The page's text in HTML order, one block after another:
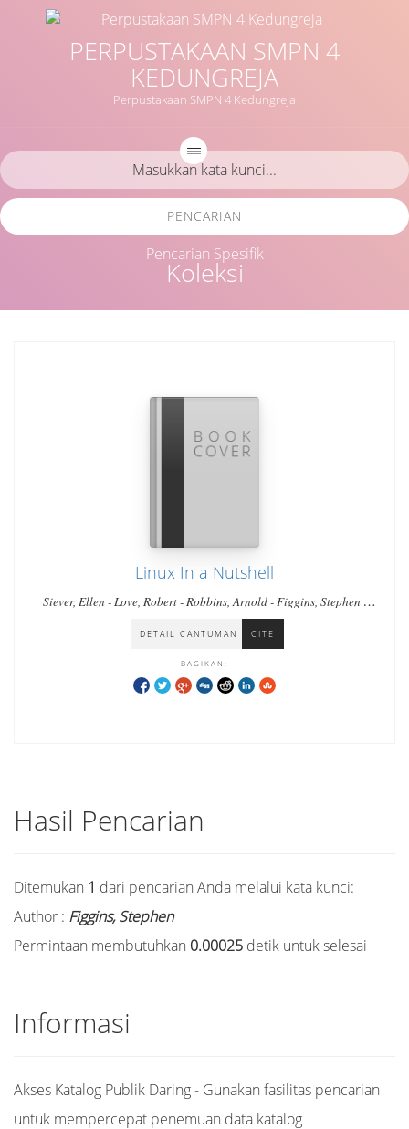
PERPUSTAKAAN SMPN 4
KEDUNGREJA
Perpustakaan SMPN 4 Kedungreja
Koleksi
PENCARIAN
Pencarian Spesifik
Linux In a Nutshell
Siever, Ellen - Love, Robert - Robbins, Arnold - Figgins, Stephen -
DETAIL CANTUMAN CITE
BAGIKAN:
Hasil Pencarian
Ditemukan 1 dari pencarian Anda melalui kata kunci:
Author : Figgins, Stephen
Permintaan membutuhkan 0.00025 detik untuk selesai
Informasi
Akses Katalog Publik Daring - Gunakan fasilitas pencarian
untuk mempercepat penemuan data katalog